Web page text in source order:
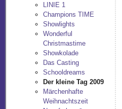
LINIE 1
Champions TIME
Showlights
Wonderful
Christmastime
Showkolade
Das Casting
Schooldreams
Der kleine Tag 2009
Märchenhafte
Weihnachtszeit